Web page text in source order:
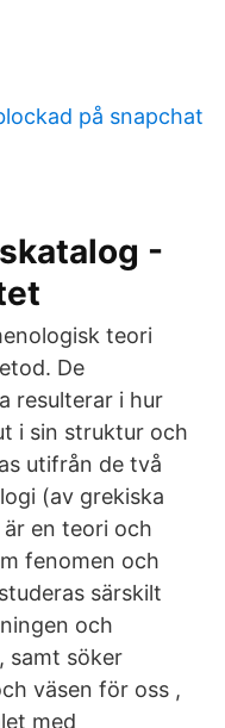
på snapchat
-
teori
De
resulterar i hur
i sin struktur och
utifrån de två
(av grekiska
en teori och
fenomen och
särskilt
och
samt söker
väsen för oss ,
med